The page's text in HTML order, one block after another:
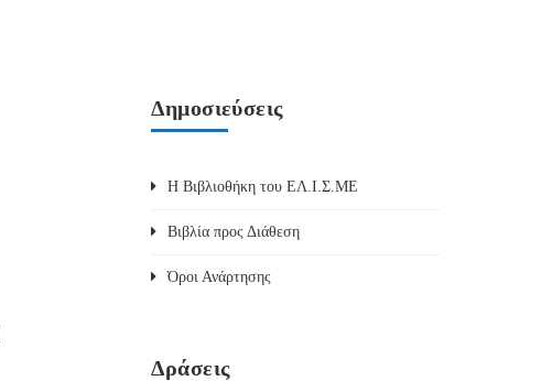
Δημοσιεύσεις
Η Βιβλιοθήκη του ΕΛ.Ι.Σ.ΜΕ
Βιβλία προς Διάθεση
Όροι Ανάρτησης
Δράσεις